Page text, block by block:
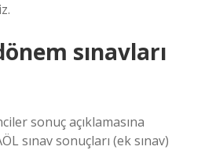
sınavları
sonuç açıklamasına
sınav sonuçları (ek sınav)